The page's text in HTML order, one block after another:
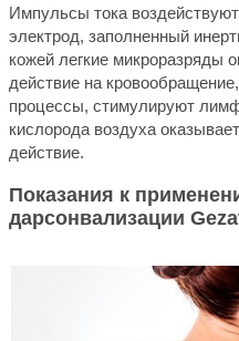
Импульсы тока
электрод, заполненный
кожей легкие микроразряды
действие на
процессы, стимулируют
кислорода воздуха
действие.
Показания к
дарсонвализации